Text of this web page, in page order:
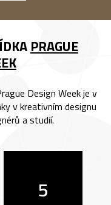
PRAGUE
Design Week je v
v kreativním designu
a studií.
5